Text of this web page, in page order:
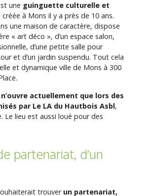
une guinguette culturelle et
à Mons il y a près de 10 ans.
une maison de caractère, dispose
« art déco », d’un espace salon,
d’une petite salle pour
et d’un jardin suspendu. Tout cela
et dynamique ville de Mons à 300
actuellement que lors des
par Le LA du Hautbois Asbl,
Le lieu est aussi loué pour des
partenariat, d’un
trouver un partenariat,